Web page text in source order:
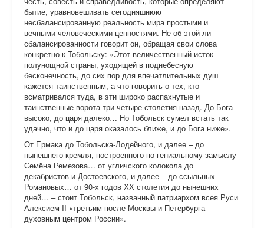
бытие, уравновешивать сегодняшнюю
несбалансированную реальность мира простыми и
вечными человеческими ценностями. Не об этой ли
сбалансированности говорит он, обращая свои слова
конкретно к Тобольску: «Этот величественный исток
полунощной страны, уходящей в поднебесную
бесконечность, до сих пор для впечатлительных душ
кажется таинственным, а что говорить о тех, кто
всматривался туда, в эти широко распахнутые и
таинственные ворота три-четыре столетия назад. До Бога
высоко, до царя далеко… Но Тобольск сумел встать так
удачно, что и до царя оказалось ближе, и до Бога ниже».
От Ермака до Тобольска-Лодейного, и далее – до
нынешнего кремля, построенного по гениальному замыслу
Семёна Ремезова… от угличского колокола до
декабристов и Достоевского, и далее – до ссыльных
Романовых… от 90-х годов ХХ столетия до нынешних
дней… – стоит Тобольск, названный патриархом всея Руси
Алексием II «третьим после Москвы и Петербурга
духовным центром России».